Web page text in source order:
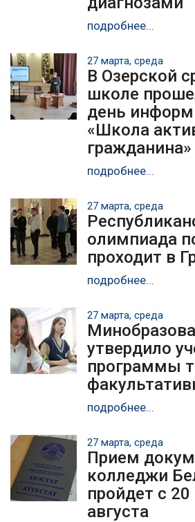
подробнее...
27 марта, среда
В Озерской
школе
день
«Школа
гражданина»
подробнее...
27 марта, среда
олимпиада
проходит в
подробнее...
27 марта, среда
утвердило
программы
подробнее...
27 марта, среда
Прием
колледжи
пройдет с
августа